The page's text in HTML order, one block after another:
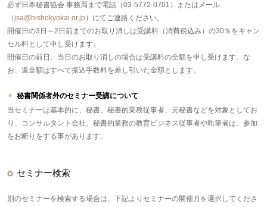
必ず日本秘書協会 事務局まで電話（03-5772-0701）またはメール
（jsa@hishokyokai.or.jp）にてご連絡ください。
開催日の3日～2日前までのお取り消しは受講料（消費税込み）の30％をキャン
セル料として申し受けます。
開催日の前日、当日のお取り消しの場合は受講料の全額を申し受けます。な
お、返金額はすべて振込手数料を差し引いた金額とします。
秘書関係者外のセミナー受講について
当セミナーは基本的に、秘書、秘書的業務従事者、元秘書などを対象としてお
り、コンサルタント会社、秘書的業務の教育ビジネス従事者や執筆者は、参加
をお断りをする事があります。
セミナー検索
別のセミナーを検索する場合は、下記よりセミナーの開催月を選択してくださ